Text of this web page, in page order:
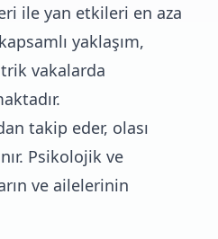
ile yan etkileri en aza
yaklaşım,
vakalarda
takip eder, olası
Psikolojik ve
ve ailelerinin